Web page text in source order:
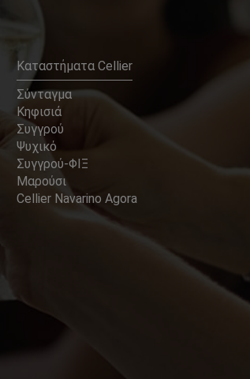
Καταστήματα Cellier
Σύνταγμα
Κηφισιά
Συγγρού
Ψυχικό
Συγγρού-ΦΙΞ
Μαρούσι
Cellier Navarino Agora